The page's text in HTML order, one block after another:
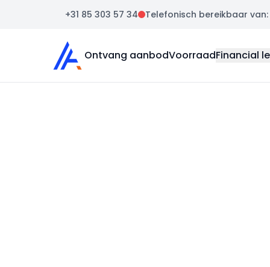
+31 85 303 57 34 Telefonisch bereikbaar
Auto Atlas
Ontvang aanbodVoorraadFinancial